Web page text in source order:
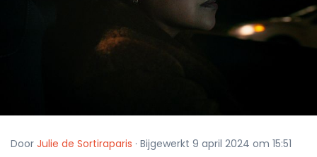
Door Julie de Sortiraparis · Bijgewerkt 9 april 2024 om 15:51